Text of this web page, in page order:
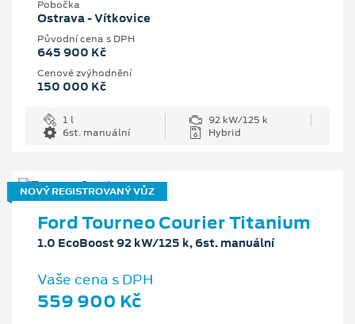
Pobočka
Ostrava - Vítkovice
Původní cena s DPH
645 900 Kč
Cenové zvýhodnění
150 000 Kč
1 l
92 kW/125 k
6st. manuální
Hybrid
NOVÝ REGISTROVANÝ VŮZ
Ford Tourneo Courier Titanium
1.0 EcoBoost 92 kW/125 k, 6st. manuální
Vaše cena s DPH
559 900 Kč